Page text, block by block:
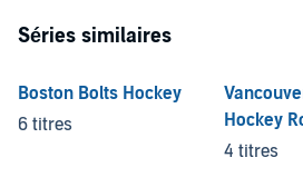
Séries similaires
Boston Bolts Hockey
6 titres
Hockey
4 titres